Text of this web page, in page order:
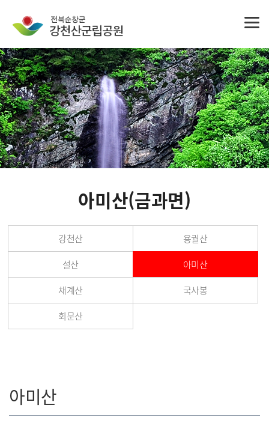
아미산(금과면)
강천산
용궐산
설산
아미산
채계산
국사봉
회문산
아미산